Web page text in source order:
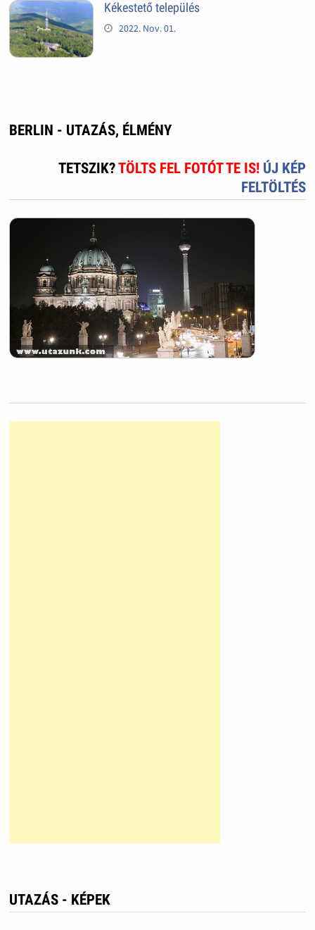
Kékestető település
2022. Nov. 01.
BERLIN - UTAZÁS, ÉLMÉNY
TETSZIK?TÖLTS FEL FOTÓT TE IS! ÚJ KÉP
FELTÖLTÉS
UTAZÁS - KÉPEK